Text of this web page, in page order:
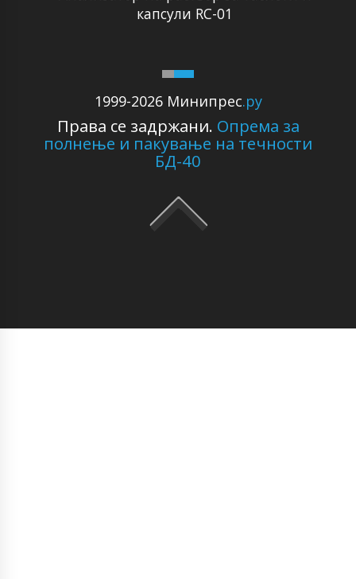
1999-2026 Минипрес.ру
Права се задржани. Опрема за
полнење и пакување на течности
БД-40
капсули RC-01